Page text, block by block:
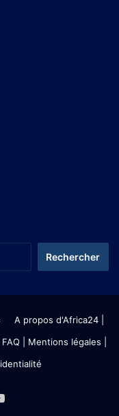
A propos d'Africa24|
FAQ | Mentions légales